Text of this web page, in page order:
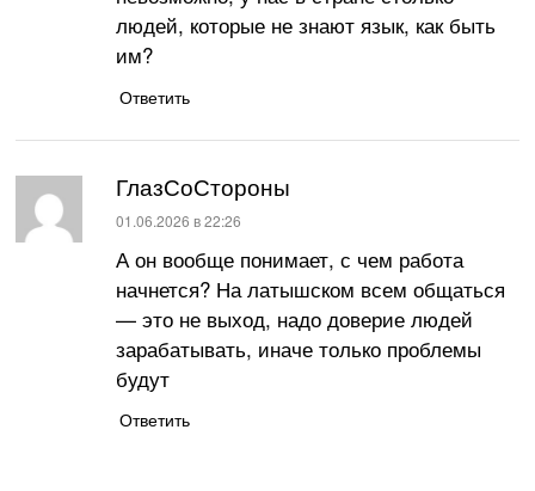
людей, которые не знают язык, как быть
им?
Ответить
ГлазСоСтороны
:
01.06.2026 в 22:26
А он вообще понимает, с чем работа
начнется? На латышском всем общаться
— это не выход, надо доверие людей
зарабатывать, иначе только проблемы
будут
Ответить